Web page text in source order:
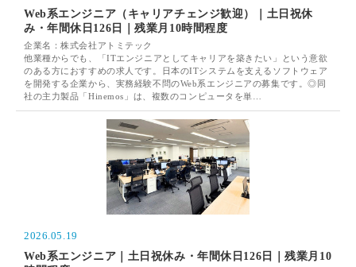
Web系エンジニア（キャリアチェンジ歓迎）｜土日祝休
み・年間休日126日｜残業月10時間程度
企業名：株式会社アトミテック
他業種からでも、「ITエンジニアとしてキャリアを築きたい」という意欲
のある方におすすめの求人です。日本のITシステムを支えるソフトウェア
を開発する企業から、実務経験不問のWeb系エンジニアの募集です。◎同
社の主力製品「Hinemos」は、複数のコンピュータを単…
2026.05.19
Web系エンジニア｜土日祝休み・年間休日126日｜残業月10